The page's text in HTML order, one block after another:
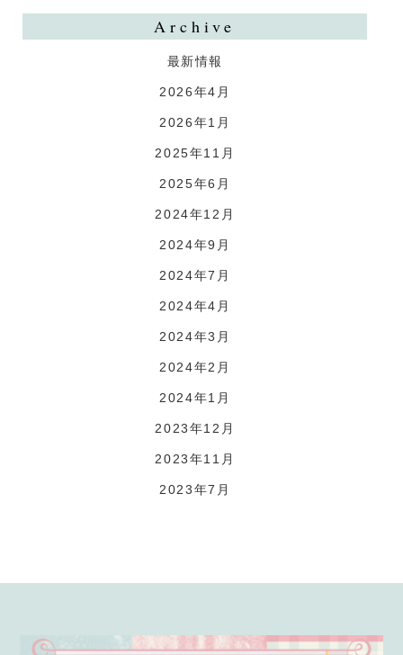
Archive
最新情報
2026年4月
2026年1月
2025年11月
2025年6月
2024年12月
2024年9月
2024年7月
2024年4月
2024年3月
2024年2月
2024年1月
2023年12月
2023年11月
2023年7月